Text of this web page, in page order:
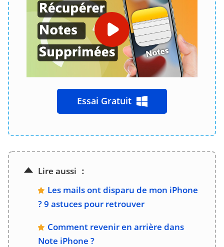
Essai Gratuit
Lire aussi ：
Les mails ont disparu de mon iPhone
? 9 astuces pour retrouver
Comment revenir en arrière dans
Note iPhone ?